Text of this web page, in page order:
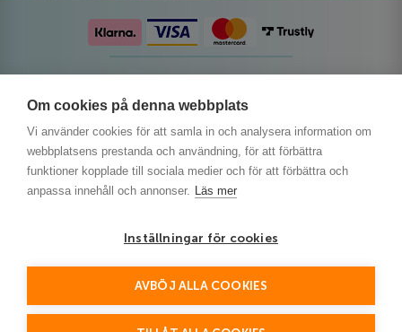
Om cookies på denna webbplats
Vi använder cookies för att samla in och analysera information om
webbplatsens prestanda och användning, för att förbättra
funktioner kopplade till sociala medier och för att förbättra och
anpassa innehåll och annonser. Läs mer
Inställningar för cookies
AVBÖJ ALLA COOKIES
This site is protected by reCAPTCHA and the Google
andTerms of Service apply.